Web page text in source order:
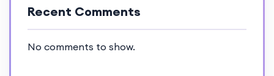
Recent Comments
No comments to show.